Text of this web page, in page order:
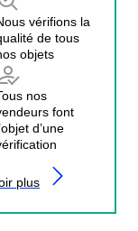
vérifions la
de tous
objets
nos
font
d’une
plus